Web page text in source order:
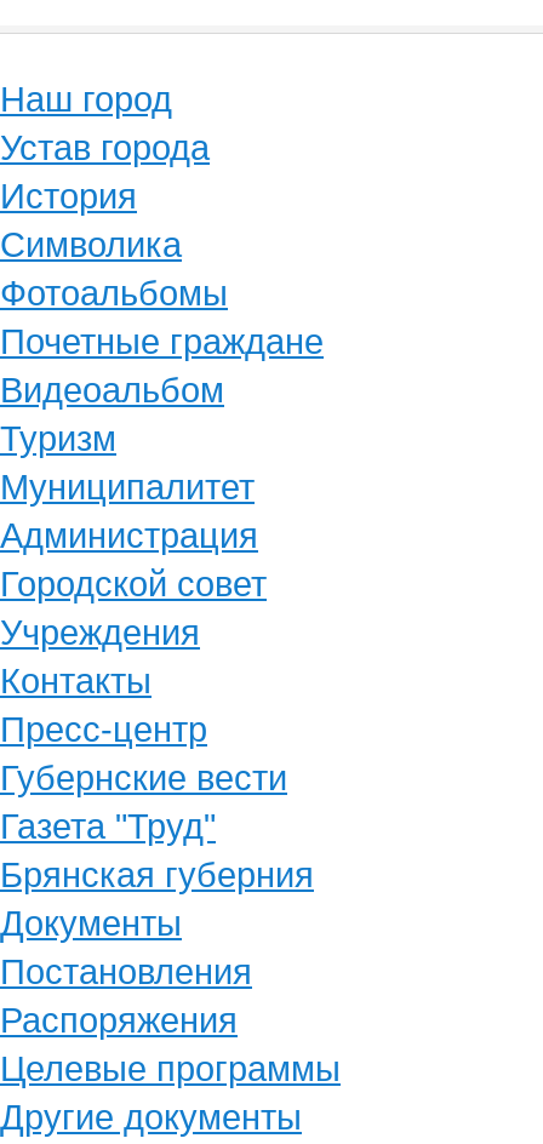
Наш город
Устав города
История
Символика
Фотоальбомы
Почетные граждане
Видеоальбом
Туризм
Муниципалитет
Администрация
Городской совет
Учреждения
Контакты
Пресс-центр
Губернские вести
Газета "Труд"
Брянская губерния
Документы
Постановления
Распоряжения
Целевые программы
Другие документы